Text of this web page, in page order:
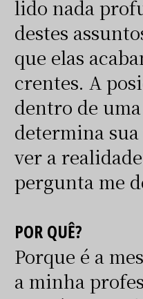
lido nada
destes
que elas
crentes. A
dentro de
determina
ver a
pergunta me
POR QUÊ?
Porque é a
a minha